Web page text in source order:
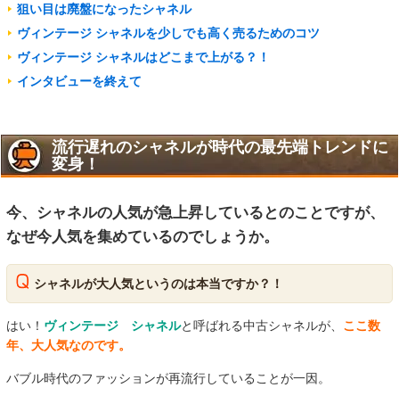
狙い目は廃盤になったシャネル
ヴィンテージ シャネルを少しでも高く売るためのコツ
ヴィンテージ シャネルはどこまで上がる？！
インタビューを終えて
流行遅れのシャネルが時代の最先端トレンドに
変身！
今、シャネルの人気が急上昇しているとのことですが、
なぜ今人気を集めているのでしょうか。
シャネルが大人気というのは本当ですか？！
はい！ ヴィンテージ シャネルと呼ばれる中古シャネルが、 ここ数
年、大人気なのです。
バブル時代のファッションが再流行していることが一因。